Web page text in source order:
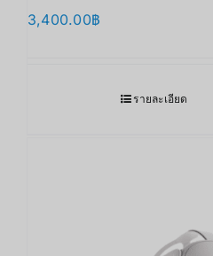
3,400.00฿
รายละเอียด